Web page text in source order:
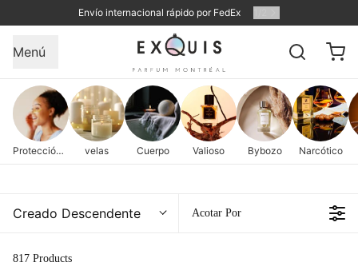
Envío internacional rápido por FedEx
Menú
Protección de la piel velas Cuerpo Valioso Bybozo Narcótico
Creado Descendente Acotar Por
817 Products